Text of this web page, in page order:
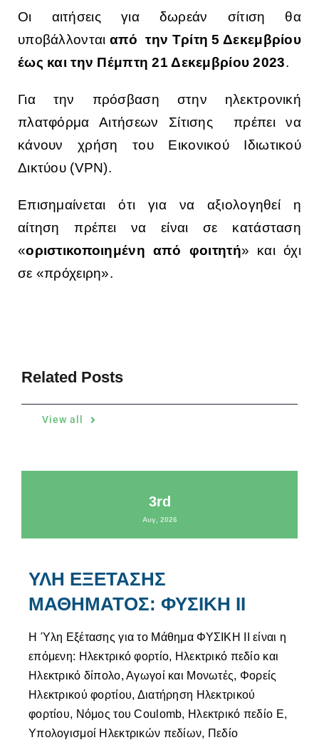
Οι αιτήσεις για δωρεάν σίτιση θα
υποβάλλονται από την Τρίτη 5 Δεκεμβρίου
έως και την Πέμπτη 21 Δεκεμβρίου 2023.
Για την πρόσβαση στην ηλεκτρονική
πλατφόρμα Αιτήσεων Σίτισης πρέπει να
κάνουν χρήση του Εικονικού Ιδιωτικού
Δικτύου (VPN).
Επισημαίνεται ότι για να αξιολογηθεί η
αίτηση πρέπει να είναι σε κατάσταση
«οριστικοποιημένη από φοιτητή» και όχι
σε «πρόχειρη».
Related Posts
View all
3rd
Αυγ, 2026
ΥΛΗ ΕΞΕΤΑΣΗΣ
ΜΑΘΗΜΑΤΟΣ: ΦΥΣΙΚΗ ΙΙ
Η Ύλη Εξέτασης για το Μάθημα ΦΥΣΙΚΗ ΙΙ είναι η
επόμενη: Ηλεκτρικό φορτίο, Ηλεκτρικό πεδίο και
Ηλεκτρικό δίπολο, Αγωγοί και Μονωτές, Φορείς
Ηλεκτρικού φορτίου, Διατήρηση Ηλεκτρικού
φορτίου, Νόμος του Coulomb, Ηλεκτρικό πεδίο Ε,
Υπολογισμοί Ηλεκτρικών πεδίων, Πεδίο